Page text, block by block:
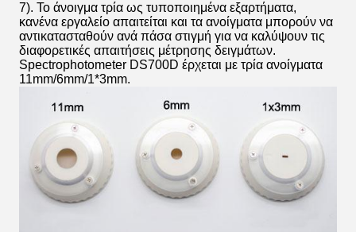
7). Το άνοιγμα τρία ως τυποποιημένα εξαρτήματα,
κανένα εργαλείο απαιτείται και τα ανοίγματα μπορούν να
αντικατασταθούν ανά πάσα στιγμή για να καλύψουν τις
διαφορετικές απαιτήσεις μέτρησης δειγμάτων.
Spectrophotometer DS700D έρχεται με τρία ανοίγματα
11mm/6mm/1*3mm.